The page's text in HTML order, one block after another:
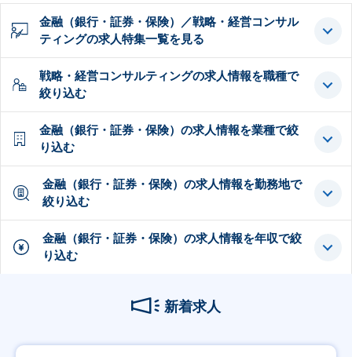
金融（銀行・証券・保険）／戦略・経営コンサル
ティングの求人特集一覧を見る
戦略・経営コンサルティングの求人情報を職種で
絞り込む
金融（銀行・証券・保険）の求人情報を業種で絞
り込む
金融（銀行・証券・保険）の求人情報を勤務地で
絞り込む
金融（銀行・証券・保険）の求人情報を年収で絞
り込む
新着求人